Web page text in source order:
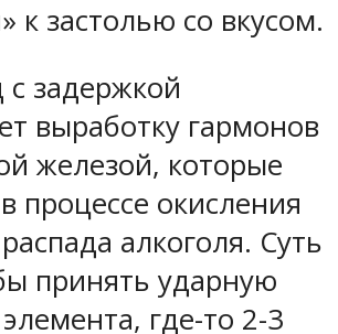
к застолью со вкусом.
задержкой
выработку гармонов
железой, которые
процессе окисления
алкоголя. Суть
принять ударную
где-то 2-3